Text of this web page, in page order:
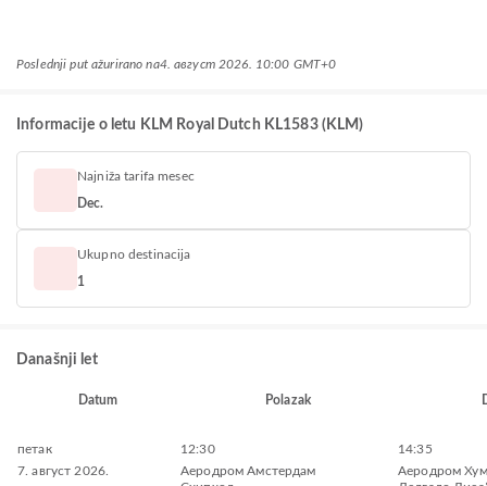
Poslednji put ažurirano na4. август 2026. 10:00 GMT+0
Informacije o letu KLM Royal Dutch KL1583 (KLM)
Najniža tarifa mesec
Dec.
Ukupno destinacija
1
Današnji let
Datum Polazak
петак
7. август 2026.
12:30
Aеродром Амстердам
14:35
Aеродром